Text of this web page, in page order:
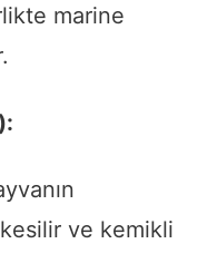
marine
kesilir ve kemikli